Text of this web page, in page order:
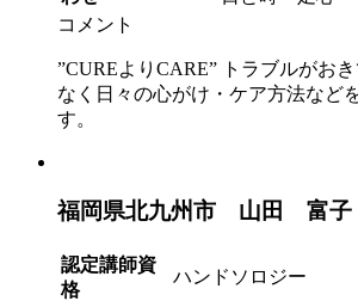
コメント
”CUREよりCARE” トラブルがお
なく日々の心がけ・ケア方法など
す。
福岡県北九州市 山田 富子
認定講師資
格
ハンドソロジー